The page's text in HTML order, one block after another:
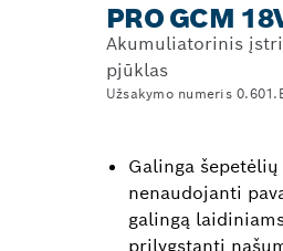
PRO GCM
Akumuliatorinis
pjūklas
Užsakymo numeris
Galinga šepetėlių
nenaudojanti
galingą
prilygstantį